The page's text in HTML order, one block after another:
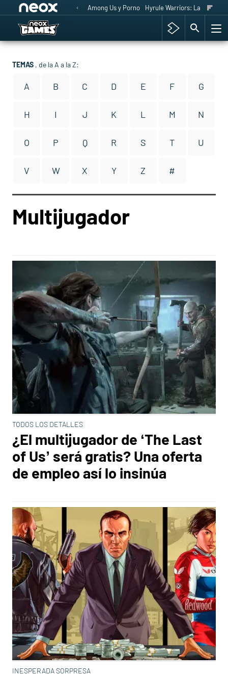
Among Us y Porno Hyrule Warriors: La Era del
TEMAS , de la A a la Z:
A B C D E F G
H I J K L M N
O P Q R S T U
V W X Y Z #
Multijugador
TODOS LOS DETALLES
¿El multijugador de ‘The Last
of Us’ será gratis? Una oferta
de empleo así lo insinúa
INESPERADA SORPRESA